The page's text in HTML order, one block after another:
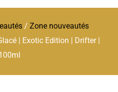
/ Zone nouveautés
| Exotic Edition | Drifter |